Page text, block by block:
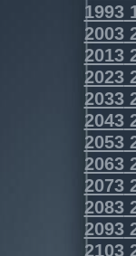
1993
2003
2013
2023
2033
2043
2053
2063
2073
2083
2093
2103